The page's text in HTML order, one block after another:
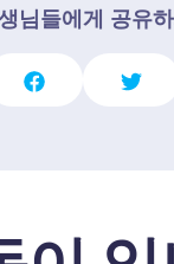
님들에게 공유